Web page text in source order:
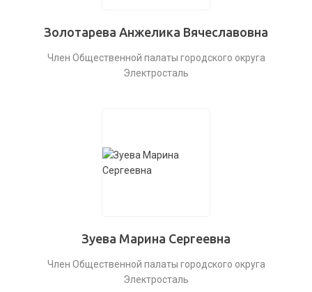
Золотарева Анжелика Вячеславовна
Член Общественной палаты городского округа
Электросталь
Зуева Марина Сергеевна
Член Общественной палаты городского округа
Электросталь